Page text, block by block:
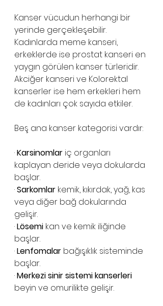
Kanser vücudun herhangi bir
yerinde gerçekleşebilir.
Kadınlarda meme kanseri,
erkeklerde ise prostat kanseri en
yaygın görülen kanser türleridir.
Akciğer kanseri ve Kolorektal
kanserler ise hem erkekleri hem
de kadınları çok sayıda etkiler.
Beş ana kanser kategorisi vardır:
· Karsinomlar iç organları
kaplayan deride veya dokularda
başlar.
· Sarkomlar kemik, kıkırdak, yağ, kas
veya diğer bağ dokularında
gelişir.
· Lösemi kan ve kemik iliğinde
başlar.
· Lenfomalar bağışıklık sisteminde
başlar.
· Merkezi sinir sistemi kanserleri
beyin ve omurilikte gelişir.